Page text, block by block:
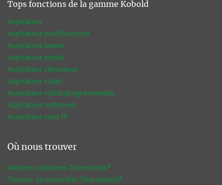
Tops fonctions de la gamme Kobold
Aspirateur
Aspirateur multifonction
Aspirateur laveur
Aspirateur textile
Aspirateur silencieux
Aspirateur robot
Aspirateur robot programmable
Aspirateur nettoyeur
Aspirateur sans fil
Où nous trouver
Ateliers culinaires Thermomix®
Trouver un conseiller Thermomix®